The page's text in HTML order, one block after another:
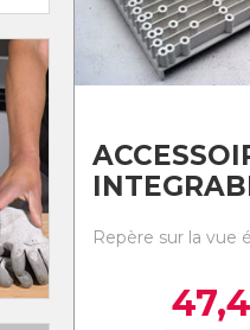
Repère sur la vue